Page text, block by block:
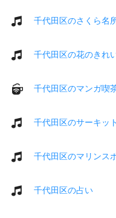
千代田区のさくら名
千代田区の花のきれ
千代田区のマンガ喫
千代田区のサーキッ
千代田区のマリンス
千代田区の占い